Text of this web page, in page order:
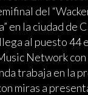
del
en la ciudad de
al puesto 44
Network con
trabaja en la
miras a